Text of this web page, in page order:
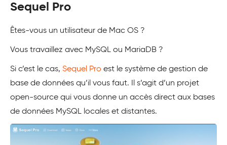
Sequel Pro
Êtes-vous un utilisateur de Mac OS ?
Vous travaillez avec MySQL ou MariaDB ?
Si c’est le cas, Sequel Pro est le système de gestion de
base de données qu’il vous faut. Il s’agit d’un projet
open-source qui vous donne un accès direct aux bases
de données MySQL locales et distantes.